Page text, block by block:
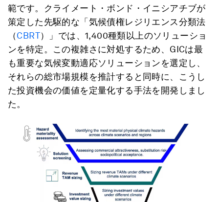
範です。クライメート・ボンド・イニシアチブが
策定した先駆的な「気候債権レジリエンス分類法
（CBRT）」では、1,400種類以上のソリューショ
ンを特定。この複雑さに対処するため、GICは最
も重要な気候変動適応ソリューションを選定し、
それらの総市場規模を推計すると同時に、こうし
た投資機会の価値を定量化する手法を開発しまし
た。